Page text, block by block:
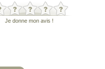
Je donne mon avis !